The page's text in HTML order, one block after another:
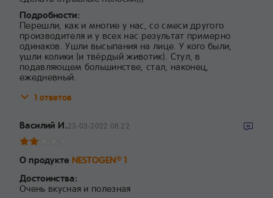
Подробности:
Перешли, как и многие у нас, со смеси другого
производителя и у всех нас результат примерно
одинаков. Ушли высыпания на лице. У кого были,
ушли колики (и твёрдый животик). Стул, в
подавляющем большинстве, стал, наконец,
ежедневный.
1 ответов
Василий И.23-03-2022 08:22
О продукте NESTOGEN®1
Достоинства:
Очень вкусная и полезная